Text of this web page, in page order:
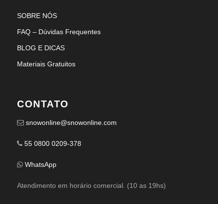
SOBRE NÓS
FAQ – Dúvidas Frequentes
BLOG E DICAS
Materiais Gratuitos
CONTATO
snowonline@snowonline.com
55 0800 0209-378
WhatsApp
Atendimento em horário comercial. (10 as 19hs)